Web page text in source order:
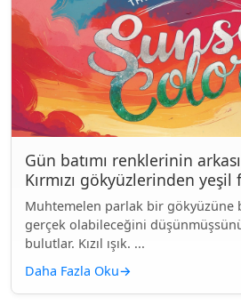
Gün batımı renklerinin
Kırmızı gökyüzlerinden yeşil
Muhtemelen parlak bir gökyüzüne
gerçek olabileceğini
bulutlar. Kızıl ışık. ...
Daha Fazla Oku→